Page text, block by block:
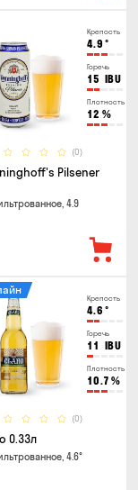
Крепость
4.9 °
Горечь
15 IBU
Плотность
12 %
(0)
Pilsener
4.9
Крепость
4.6 °
Горечь
11 IBU
Плотность
10.7 %
(0)
0.33л
4.6°